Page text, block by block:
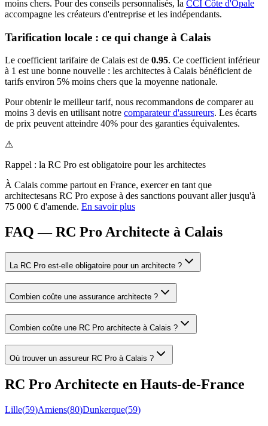
moins chers. Pour des conseils personnalisés, la CCI Côte d'Opale
accompagne les créateurs d'entreprise et les indépendants.
Tarification locale : ce qui change à Calais
Le coefficient tarifaire de Calais est de 0.95. Ce coefficient inférieur
à 1 est une bonne nouvelle : les architectes à Calais bénéficient de
tarifs environ 5% moins chers que la moyenne nationale.
Pour obtenir le meilleur tarif, nous recommandons de comparer au
moins 3 devis en utilisant notre comparateur d'assureurs. Les écarts
de prix peuvent atteindre 40% pour des garanties équivalentes.
⚠
Rappel : la RC Pro est obligatoire pour les architectes
À Calais comme partout en France, exercer en tant que
architectesans RC Pro expose à des sanctions pouvant aller jusqu'à
75 000 € d'amende. En savoir plus
FAQ — RC Pro Architecte à Calais
La RC Pro est-elle obligatoire pour un architecte ?
Combien coûte une assurance architecte ?
Combien coûte une RC Pro architecte à Calais ?
Où trouver un assureur RC Pro à Calais ?
RC Pro Architecte en Hauts-de-France
Lille(59)Amiens(80)Dunkerque(59)